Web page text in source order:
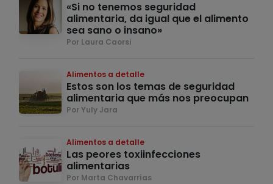
«Si no tenemos seguridad
alimentaria, da igual que el alimento
sea sano o insano»
Por Laura Caorsi
Alimentos a detalle
Estos son los temas de seguridad
alimentaria que más nos preocupan
Por Yuly Jara
Alimentos a detalle
Las peores toxiinfecciones
alimentarias
Por Marta Chavarrías